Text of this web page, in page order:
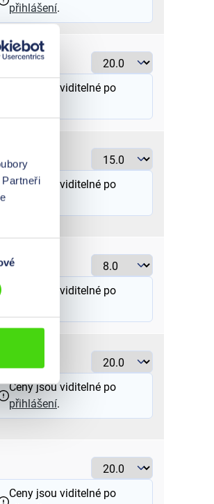
přihlášení.
Ceny jsou viditelné po
Ceny jsou viditelné po
Ceny jsou viditelné po
Ceny jsou viditelné po
přihlášení.
Ceny jsou viditelné po